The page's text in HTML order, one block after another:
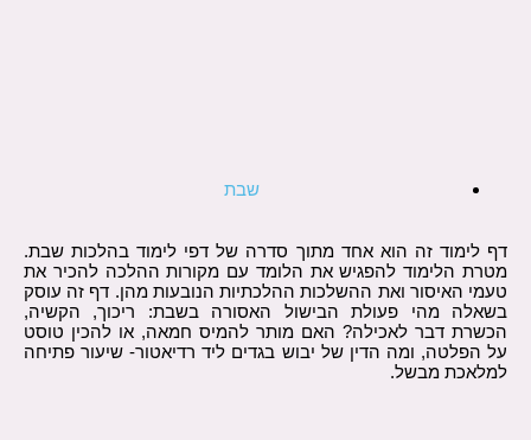
שבת
דף לימוד זה הוא אחד מתוך סדרה של דפי לימוד בהלכות שבת.
מטרת הלימוד להפגיש את הלומד עם מקורות ההלכה להכיר את
טעמי האיסור ואת ההשלכות ההלכתיות הנובעות מהן. דף זה עוסק
בשאלה מהי פעולת הבישול האסורה בשבת: ריכוך, הקשיה,
הכשרת דבר לאכילה? האם מותר להמיס חמאה, או להכין טוסט
על הפלטה, ומה הדין של יבוש בגדים ליד רדיאטור- שיעור פתיחה
למלאכת מבשל.